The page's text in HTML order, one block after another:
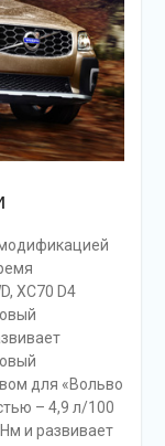
XC70 D4
для «Вольво
– 4,9 л/100
и развивает